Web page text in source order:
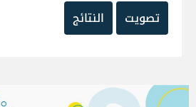
تصويت
النتائج